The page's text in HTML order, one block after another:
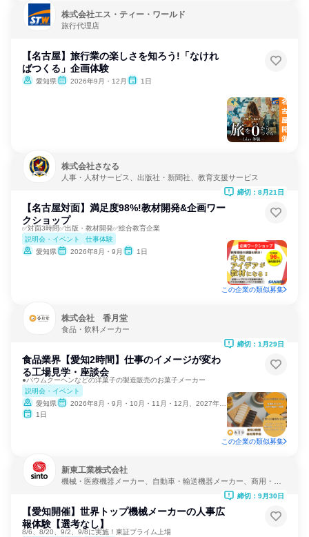
株式会社エス・ティー・ワールド
旅行代理店
【名古屋】旅行業の楽しさを知ろう!「なけれ
ばつくる」企画体験
愛知県 2026年9月・12月 1日
株式会社さなる
人事・人材サービス、出版社・新聞社、教育支援サービス
【名古屋対面】満足度98%!教材開発&企画ワー
クショップ
✅対面3時間✅出版・教材開発✅総合教育企業
説明会・イベント
仕事体験
愛知県
2026年8月・9月 1日
締切：8月21日
この企業の類似募集
株式会社 香月堂
食品・飲料メーカー
食品業界【愛知2時間】仕事のイメージが変わ
る工場見学・座談会
●バウムクーヘンなどの洋菓子の製造販売のお菓子メーカー
説明会・イベント
愛知県
2026年8月・9月・10月・11月・12月、2027年1月
1日
締切：1月29日
この企業の類似募集
新東工業株式会社
機械・医療機器メーカー、自動車・輸送機器メーカー、商用・産
【愛知開催】世界トップ機械メーカーの人事広
報体験【選考なし】
8/6、8/20、9/2、9/8に実施！東証プライム上場
締切：9月30日